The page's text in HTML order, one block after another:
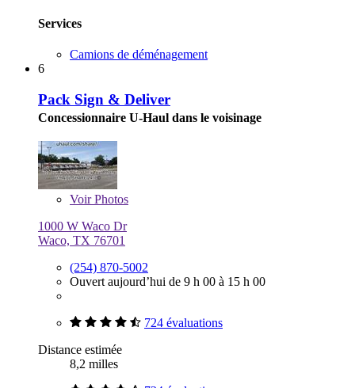
Services
Camions de déménagement
6
Pack Sign & Deliver
Concessionnaire U-Haul dans le voisinage
VoirPhotos
1000 W Waco Dr
Waco, TX 76701
(254) 870-5002
Ouvert aujourd’hui de 9 h 00 à 15 h 00
724 évaluations
Distance estimée
8,2 milles